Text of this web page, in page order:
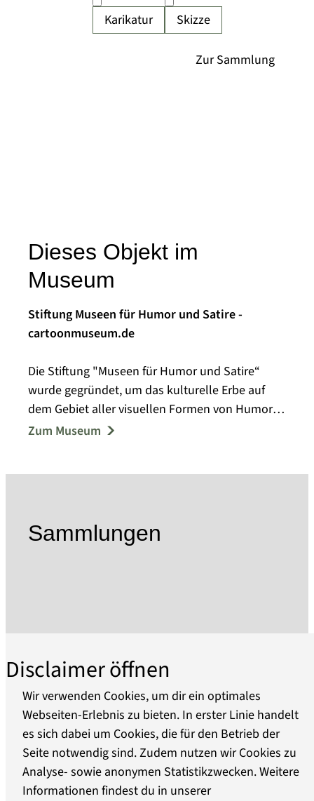
Karikatur Skizze
Dieses Objekt im
Museum
Stiftung Museen für Humor und Satire -
cartoonmuseum.de
Die Stiftung "Museen für Humor und Satire“
wurde gegründet, um das kulturelle Erbe auf
dem Gebiet aller visuellen Formen von Humor
und Satire der Gesellschaft zugänglich zu
Aufgabe gemacht haben, das Ansehen und die
Präsenz dieser speziellen Kunstgattungen und
Nachlässen und Archiven einen angemessenen
Platz und eine hohe Wertschätzung in der
kulturellen Landschaft der Bundesrepublik
Deutschland findet.
Sie sieht es als gesamtgesellschaftliche Aufgabe
an, Genres wie Karikatur, Cartoon, kritische
Grafik und Komische Kunst ebenso wie deren
Protagonisten nachhaltig zu fördern.
Zum Museum
Sammlungen
Über uns
Barrierefreiheit
Disclaimer öffnen
Wir verwenden Cookies, um dir ein optimales
Webseiten-Erlebnis zu bieten. In erster Linie handelt
es sich dabei um Cookies, die für den Betrieb der
Seite notwendig sind. Zudem nutzen wir Cookies zu
Analyse- sowie anonymen Statistikzwecken. Weitere
Informationen findest du in unserer